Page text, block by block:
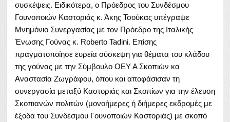
συσκέψεις. Ειδικότερα, ο Πρόεδρος του Συνδέσμου
Γουνοποιών Καστοριάς κ. Άκης Τσούκας υπέγραψε
Μνημόνιο Συνεργασίας με τον Πρόεδρο της Ιταλικής
Ένωσης Γούνας κ. Roberto Tadini. Επίσης
πραγματοποίησε ευρεία σύσκεψη για θέματα του κλάδου
της γούνας με την Σύμβουλο ΟΕΥ Α Σκοπιών κα
Αναστασία Ζωγράφου, όπου και αποφάσισαν τη
συνεργασία μεταξύ Καστοριάς και Σκοπίων για την έλευση
Σκοπιανών πολιτών (μονοήμερες ή διήμερες εκδρομές με
έξοδα του Συνδέσμου Γουνοποιών Καστοριάς) με σκοπό